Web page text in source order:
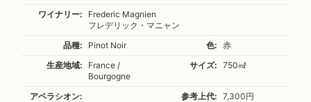
ワイナリー:
Frederic Magnien
フレデリック・マニャン
品種:
Pinot Noir 色:
赤
生産地域:
France /
Bourgogne
サイズ: 750㎖
アペラシオン: 参考上代:
7,300円